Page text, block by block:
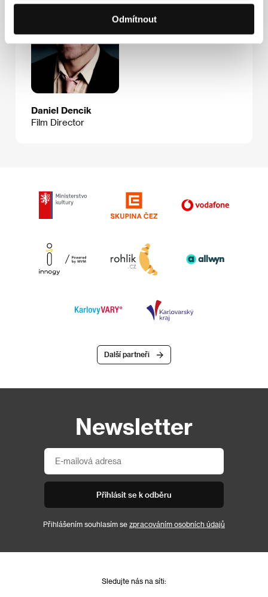
Odmítnout
Daniel Dencik
Film Director
Další partneři
Newsletter
Přihlásit se k odběru
Přihlášením souhlasím se zpracováním osobních údajů
Sledujte nás na síti: